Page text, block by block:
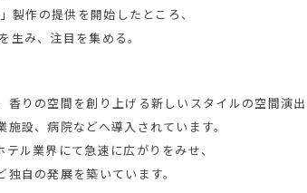
製作の提供を開始したところ、
み、注目を集める。
りの空間を創り上げる新しいスタイルの空間演
設、病院などへ導入されています。
ル業界にて急速に広がりをみせ、
自の発展を築いています。